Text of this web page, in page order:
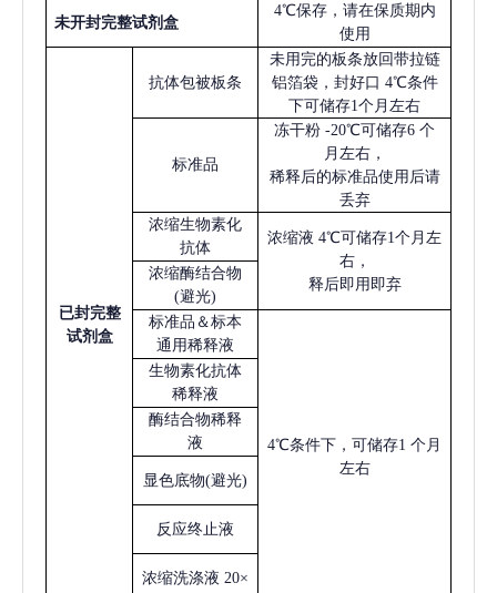
未开封完整试剂盒
4℃保存，请在保质期内
使用
已封完整
试剂盒
抗体包被板条
未用完的板条放回带拉链
铝箔袋，封好口 4℃条件
下可储存1个月左右
标准品
冻干粉 -20℃可储存6 个
月左右，
稀释后的标准品使用后请
丢弃
浓缩生物素化
抗体
浓缩液 4℃可储存1个月左
右，
释后即用即弃
浓缩酶结合物
(避光)
标准品＆标本
通用稀释液
4℃条件下，可储存1 个月
左右
生物素化抗体
稀释液
酶结合物稀释
液
显色底物(避光)
反应终止液
浓缩洗涤液 20×